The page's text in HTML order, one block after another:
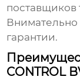
поставщиков
Внимательно
гарантии.
CONTROL